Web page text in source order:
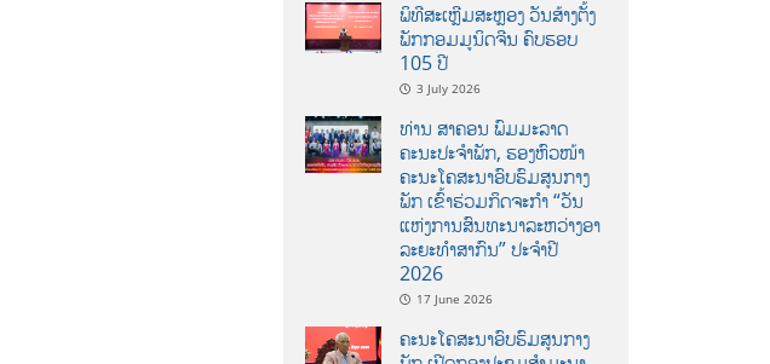
ພິທີສະເຫຼີມສະຫຼອງ ວັນສ້າງຕັ້ງ
ພັກກອມມູນິດຈີນ ຄົບຮອບ
105 ປີ
3 July 2026
ທ່ານ ສາຄອນ ພົມມະລາດ
ຄະນະປະຈໍາພັກ, ຮອງຫົວໜ້າ
ຄະນະໂຄສະນາອົບຮົມສູນກາງ
ພັກ ເຂົ້າຮ່ວມກິດຈະກຳ “ວັນ
ແຫ່ງການສົນທະນາລະຫວ່າງອາ
ລະຍະທຳສາກົນ” ປະຈຳປີ
2026
17 June 2026
ຄະນະໂຄສະນາອົບຮົມສູນກາງ